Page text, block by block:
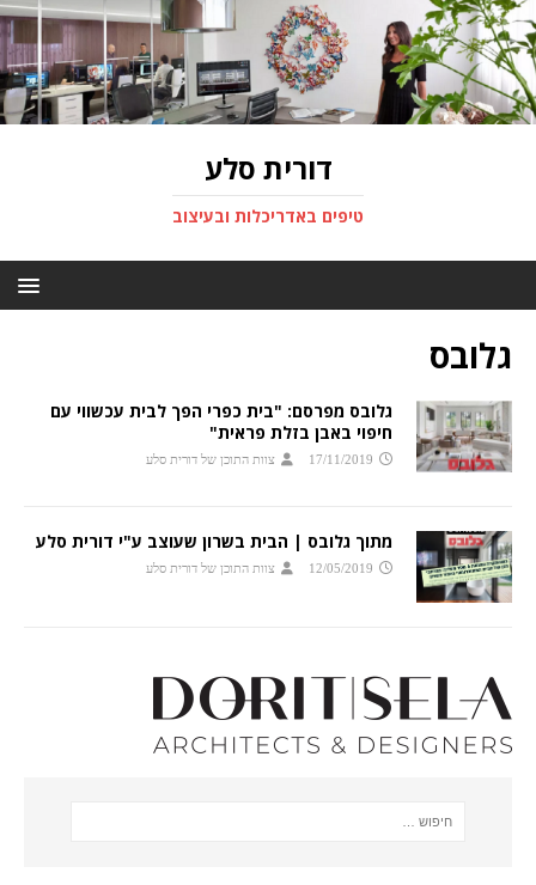
דורית סלע
טיפים באדריכלות ובעיצוב
גלובס
גלובס מפרסם: "בית כפרי הפך לבית עכשווי עם
חיפוי באבן בזלת פראית"
17/11/2019 צוות התוכן של דורית סלע
מתוך גלובס | הבית בשרון שעוצב ע"י דורית סלע
12/05/2019 צוות התוכן של דורית סלע